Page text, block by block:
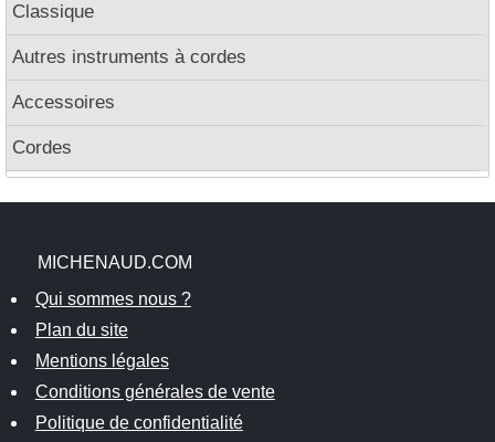
Classique
Autres instruments à cordes
Accessoires
Cordes
MICHENAUD.COM
Qui sommes nous ?
Plan du site
Mentions légales
Conditions générales de vente
Politique de confidentialité